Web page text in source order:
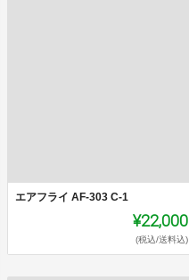
エアフライ AF-303 C-1
¥22,000
(税込/送料込)